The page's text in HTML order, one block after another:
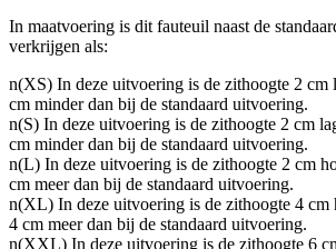
In maatvoering is dit fauteuil naast de
verkrijgen als:
n(XS) In deze uitvoering is de zithoogte 2 cm
cm minder dan bij de standaard uitvoering.
n(S) In deze uitvoering is de zithoogte 2 cm
cm minder dan bij de standaard uitvoering.
n(L) In deze uitvoering is de zithoogte 2 cm
cm meer dan bij de standaard uitvoering.
n(XL) In deze uitvoering is de zithoogte 4 cm
4 cm meer dan bij de standaard uitvoering.
n(XXL) In deze uitvoering is de zithoogte 6